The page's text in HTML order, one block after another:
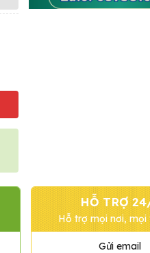
HỖ TRỢ
Hỗ trợ mọi nơi, mọi
Gửi email